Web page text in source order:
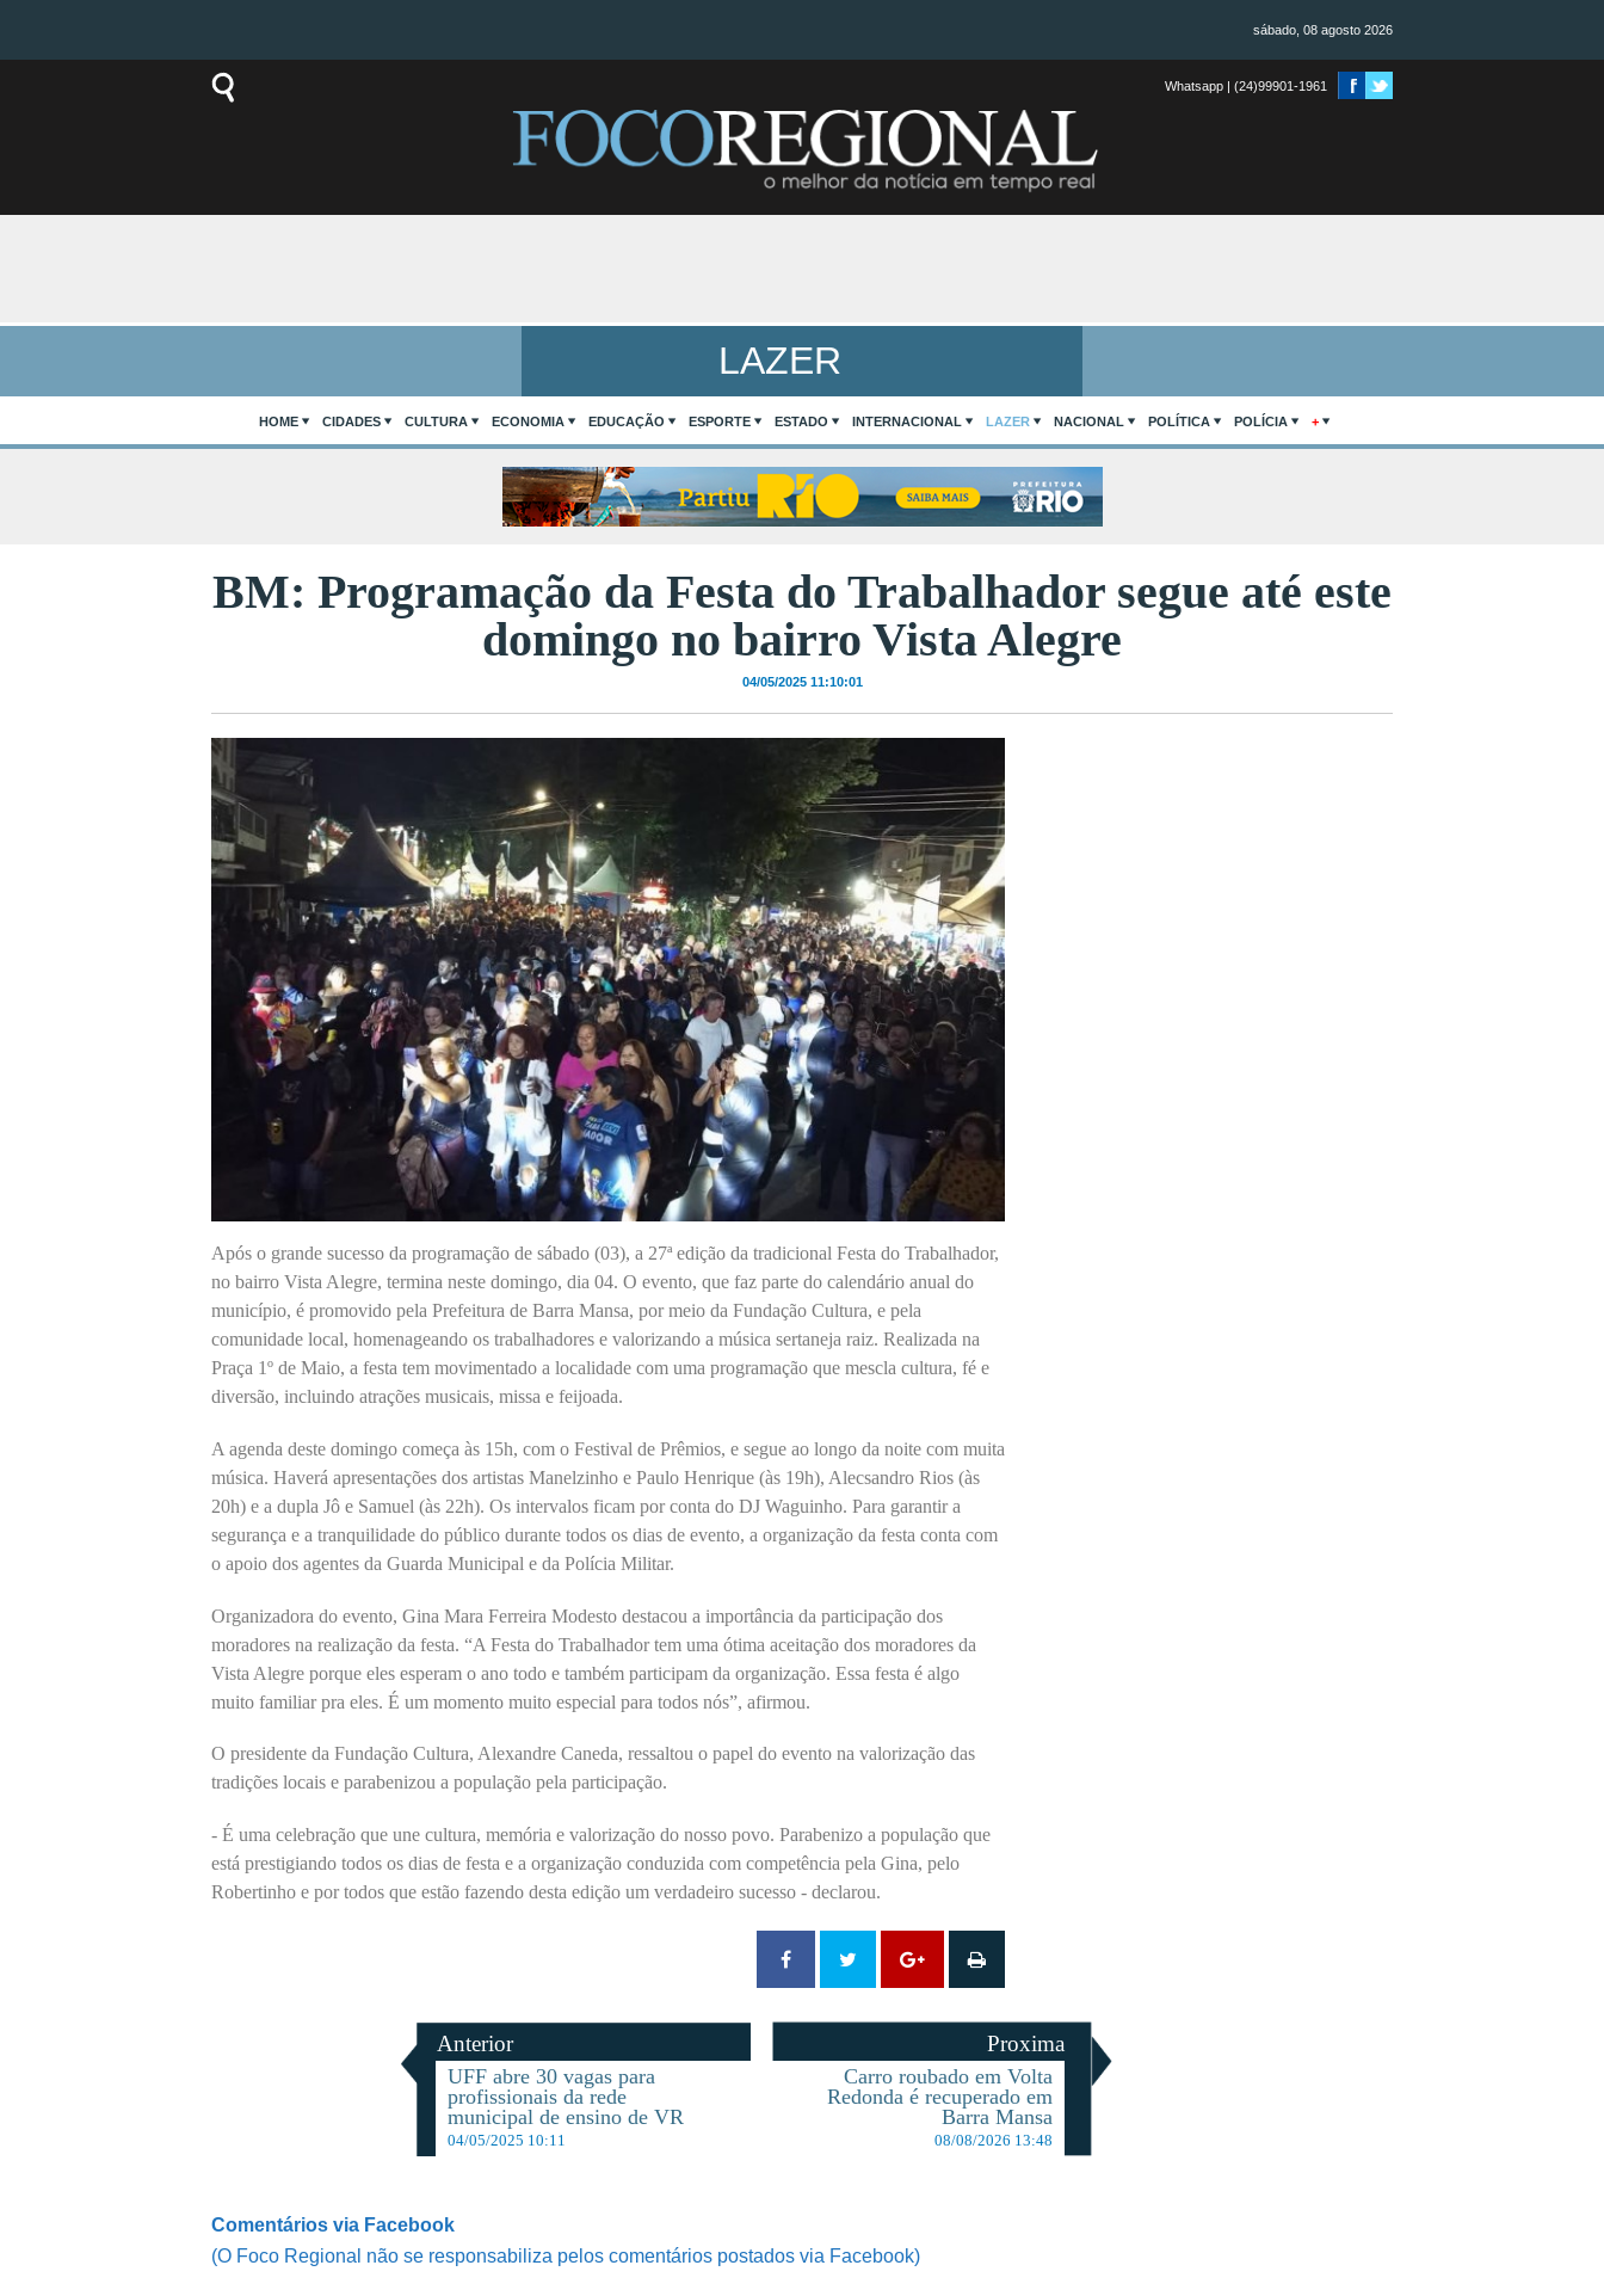
sábado, 08 agosto 2026
Whatsapp | (24)99901-1961
LAZER
HOME CIDADES CULTURA ECONOMIA EDUCAÇÃO ESPORTE ESTADO INTERNACIONAL LAZER NACIONAL POLÍTICA POLÍCIA +
BM: Programação da Festa do Trabalhador segue até este
domingo no bairro Vista Alegre
04/05/2025 11:10:01
Após o grande sucesso da programação de sábado (03), a 27ª edição da tradicional Festa do Trabalhador,
no bairro Vista Alegre, termina neste domingo, dia 04. O evento, que faz parte do calendário anual do
município, é promovido pela Prefeitura de Barra Mansa, por meio da Fundação Cultura, e pela
comunidade local, homenageando os trabalhadores e valorizando a música sertaneja raiz. Realizada na
Praça 1º de Maio, a festa tem movimentado a localidade com uma programação que mescla cultura, fé e
diversão, incluindo atrações musicais, missa e feijoada.
A agenda deste domingo começa às 15h, com o Festival de Prêmios, e segue ao longo da noite com muita
música. Haverá apresentações dos artistas Manelzinho e Paulo Henrique (às 19h), Alecsandro Rios (às
20h) e a dupla Jô e Samuel (às 22h). Os intervalos ficam por conta do DJ Waguinho. Para garantir a
segurança e a tranquilidade do público durante todos os dias de evento, a organização da festa conta com
o apoio dos agentes da Guarda Municipal e da Polícia Militar.
Organizadora do evento, Gina Mara Ferreira Modesto destacou a importância da participação dos
moradores na realização da festa. “A Festa do Trabalhador tem uma ótima aceitação dos moradores da
Vista Alegre porque eles esperam o ano todo e também participam da organização. Essa festa é algo
muito familiar pra eles. É um momento muito especial para todos nós”, afirmou.
O presidente da Fundação Cultura, Alexandre Caneda, ressaltou o papel do evento na valorização das
tradições locais e parabenizou a população pela participação.
- É uma celebração que une cultura, memória e valorização do nosso povo. Parabenizo a população que
está prestigiando todos os dias de festa e a organização conduzida com competência pela Gina, pelo
Robertinho e por todos que estão fazendo desta edição um verdadeiro sucesso - declarou.
Anterior
UFF abre 30 vagas para
profissionais da rede
municipal de ensino de VR
04/05/2025 10:11
Proxima
Carro roubado em Volta
Redonda é recuperado em
Barra Mansa
08/08/2026 13:48
Comentários via Facebook
(O Foco Regional não se responsabiliza pelos comentários postados via Facebook)